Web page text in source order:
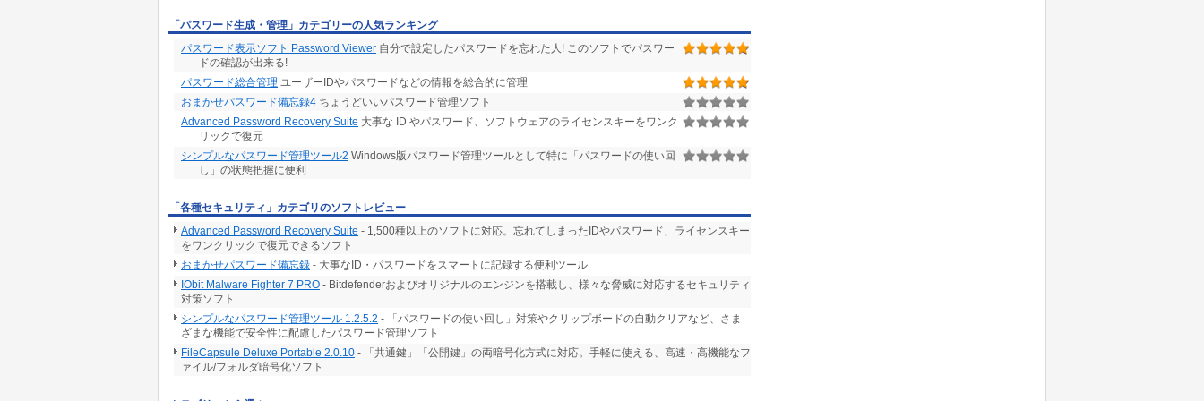
「パスワード生成・管理」カテゴリーの人気ランキング
パスワード表示ソフト Password Viewer 自分で設定したパスワードを忘れた人! このソフトでパスワー
ドの確認が出来る!
パスワード総合管理 ユーザーIDやパスワードなどの情報を総合的に管理
おまかせパスワード備忘録4 ちょうどいいパスワード管理ソフト
Advanced Password Recovery Suite 大事な ID やパスワード、ソフトウェアのライセンスキーをワンク
リックで復元
シンプルなパスワード管理ツール2 Windows版パスワード管理ツールとして特に「パスワードの使い回
し」の状態把握に便利
「各種セキュリティ」カテゴリのソフトレビュー
Advanced Password Recovery Suite - 1,500種以上のソフトに対応。忘れてしまったIDやパスワード、ライセンスキー
をワンクリックで復元できるソフト
おまかせパスワード備忘録 - 大事なID・パスワードをスマートに記録する便利ツール
IObit Malware Fighter 7 PRO - Bitdefenderおよびオリジナルのエンジンを搭載し、様々な脅威に対応するセキュリティ
対策ソフト
シンプルなパスワード管理ツール 1.2.5.2 - 「パスワードの使い回し」対策やクリップボードの自動クリアなど、さま
ざまな機能で安全性に配慮したパスワード管理ソフト
FileCapsule Deluxe Portable 2.0.10 - 「共通鍵」「公開鍵」の両暗号化方式に対応。手軽に使える、高速・高機能なフ
ァイル/フォルダ暗号化ソフト